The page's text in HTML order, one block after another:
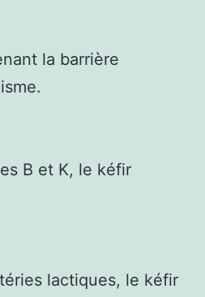
la barrière
B et K, le kéfir
lactiques, le kéfir